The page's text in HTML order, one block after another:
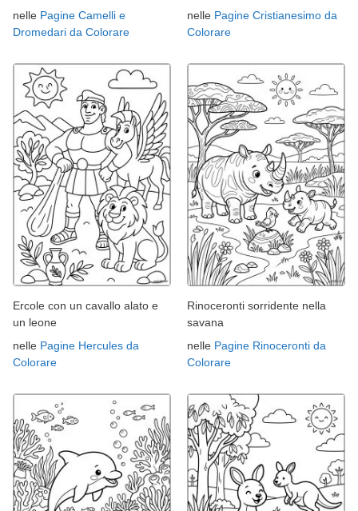
nelle Pagine Camelli e
Dromedari da Colorare
nelle Pagine Cristianesimo da
Colorare
Ercole con un cavallo alato e
un leone
nelle Pagine Hercules da
Colorare
Rinoceronti sorridente nella
savana
nelle Pagine Rinoceronti da
Colorare